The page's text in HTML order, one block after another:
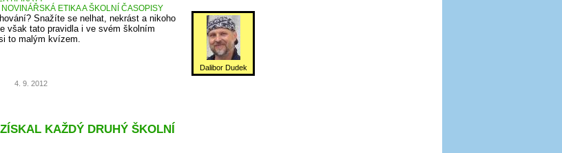
ETIKA A ŠKOLNÍ ČASOPISY
Dalibor Dudek
Snažíte se nelhat, nekrást a nikoho
však tato pravidla i ve svém školním
to malým kvízem.
4. 9. 2012
KAŽDÝ DRUHÝ ŠKOLNÍ